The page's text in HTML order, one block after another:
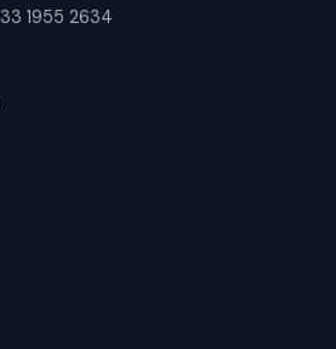
33 1955 2634